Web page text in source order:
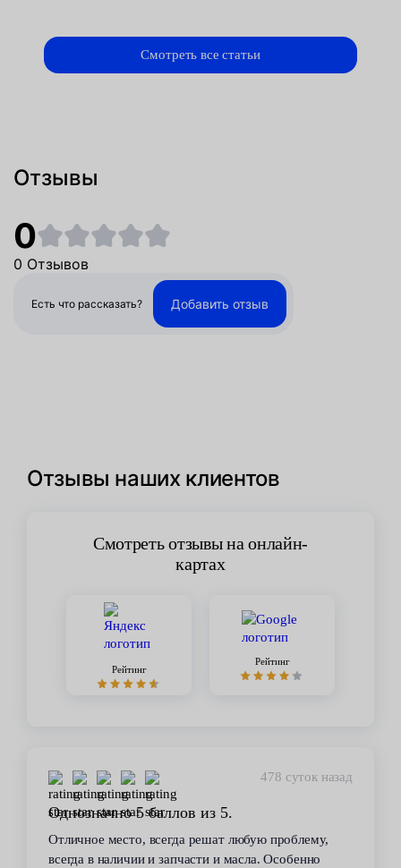
Смотреть все статьи
Отзывы
0
0 Отзывов
Есть что рассказать? Добавить отзыв
Отзывы наших клиентов
Смотреть отзывы на онлайн-
картах
Рейтинг
Рейтинг
478 суток назад
Однозначно 5 баллов из 5.
Отличное место, всегда решат любую проблему,
всегда в наличии и запчасти и масла. Особенно